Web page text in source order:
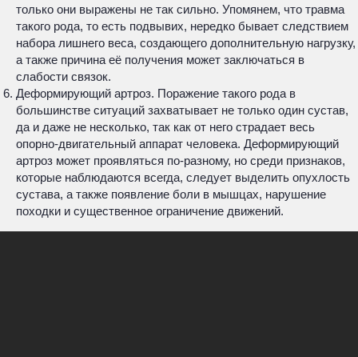
только они выражены не так сильно. Упомянем, что травма
такого рода, то есть подвывих, нередко бывает следствием
набора лишнего веса, создающего дополнительную нагрузку,
а также причина её получения может заключаться в
слабости связок.
Деформирующий артроз. Поражение такого рода в
большинстве ситуаций захватывает не только один сустав,
да и даже не несколько, так как от него страдает весь
опорно-двигательный аппарат человека. Деформирующий
артроз может проявляться по-разному, но среди признаков,
которые наблюдаются всегда, следует выделить опухлость
сустава, а также появление боли в мышцах, нарушение
походки и существенное ограничение движений.